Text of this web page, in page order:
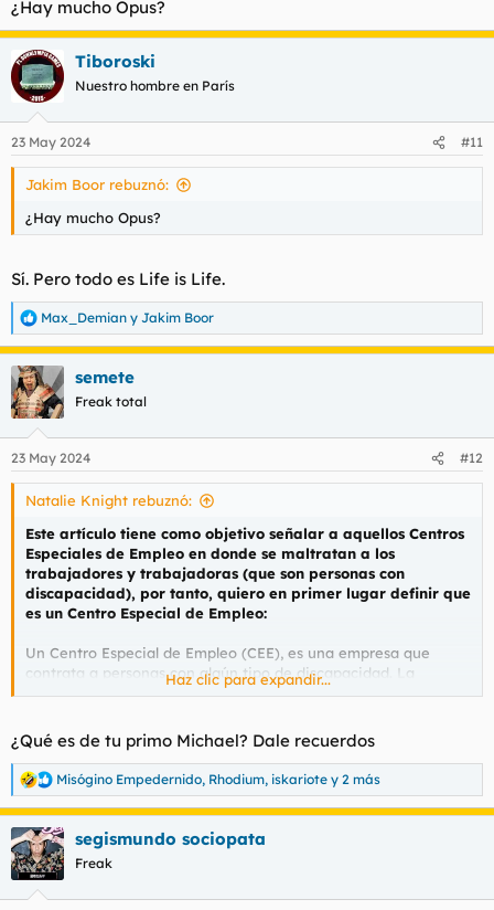
El mundo no será destruido por los que hagan el mal, sino por
los que lo vean y no hagan nada al respecto.
un saludo
¿Hay mucho Opus?
Tiboroski
Nuestro hombre en París
23 May 2024 #11
Jakim Boor rebuznó:
¿Hay mucho Opus?
Sí. Pero todo es Life is Life.
R
e
a
c
c
i
e
s
Max_Demian y Jakim Boor
semete
Freak total
23 May 2024 #12
Natalie Knight rebuznó:
Este artículo tiene como objetivo señalar a aquellos Centros
Especiales de Empleo en donde se maltratan a los
trabajadores y trabajadoras (que son personas con
discapacidad), por tanto, quiero en primer lugar definir que
es un Centro Especial de Empleo:
Un Centro Especial de Empleo (CEE), es una empresa que
contrata a personas con algún tipo de discapacidad. La
discapacidad puede ser de cualquier tipo (sensorial, física
las tareas y funciones que éste conlleva.
Los Centros Especiales de Empleo son una fuente fundamental
de contratación y desarrollo profesional para las personas con
discapacidad. Su objetivo es proporcionar a los trabajadores
con discapacidad la realización de un trabajo productivo y
remunerado, adecuado a sus características personales y que
facilite la integración laboral de esto en el mercado ordinario
de trabajo.
Haz clic para expandir...
¿Qué es de tu primo Michael? Dale recuerdos
R
e
a
c
c
i
Misógino Empedernido, Rhodium, iskariote y 2 más
segismundo sociopata
Freak